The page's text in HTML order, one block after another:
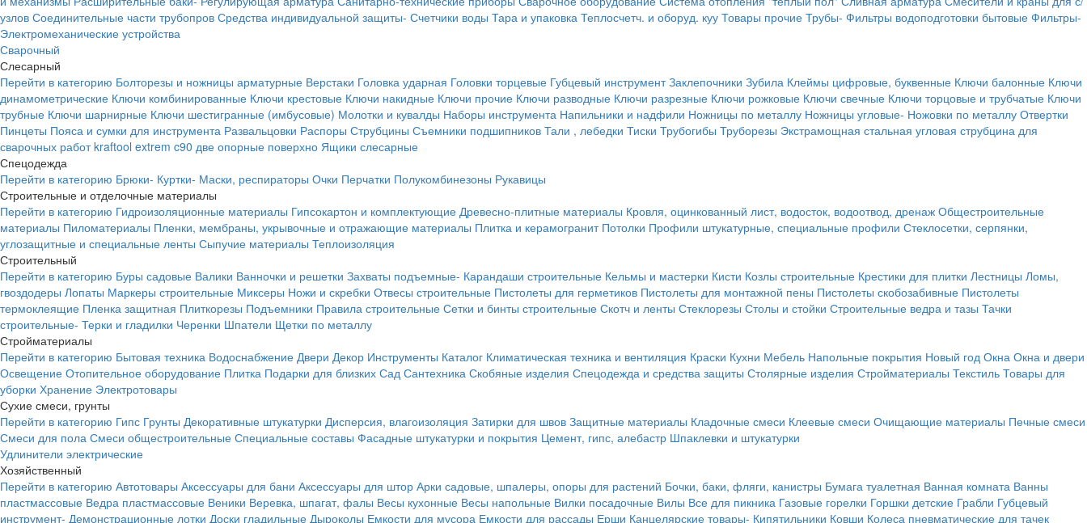
узлов Соединительные части трубопров Средства индивидуальной защиты- Счетчики воды Тара и упаковка Теплосчетч. и оборуд. куу Товары прочие Трубы- Фильтры водоподготовки бытовые Фильтры-
Электромеханические устройства
Сварочный
Слесарный
Перейти в категорию Болторезы и ножницы арматурные Верстаки Головка ударная Головки торцевые Губцевый инструмент Заклепочники Зубила Клеймы цифровые, буквенные Ключи балонные Ключи
динамометрические Ключи комбинированные Ключи крестовые Ключи накидные Ключи прочие Ключи разводные Ключи разрезные Ключи рожковые Ключи свечные Ключи торцовые и трубчатые Ключи
трубные Ключи шарнирные Ключи шестигранные (имбусовые) Молотки и кувалды Наборы инструмента Напильники и надфили Ножницы по металлу Ножницы угловые- Ножовки по металлу Отвертки
Пинцеты Пояса и сумки для инструмента Развальцовки Распоры Струбцины Съемники подшипников Тали , лебедки Тиски Трубогибы Труборезы Экстрамощная стальная угловая струбцина для
сварочных работ kraftool extrem c90 две опорные поверхно Ящики слесарные
Спецодежда
Перейти в категорию Брюки- Куртки- Маски, респираторы Очки Перчатки Полукомбинезоны Рукавицы
Строительные и отделочные материалы
Перейти в категорию Гидроизоляционные материалы Гипсокартон и комплектующие Древесно-плитные материалы Кровля, оцинкованный лист, водосток, водоотвод, дренаж Общестроительные
материалы Пиломатериалы Пленки, мембраны, укрывочные и отражающие материалы Плитка и керамогранит Потолки Профили штукатурные, специальные профили Стеклосетки, серпянки,
углозащитные и специальные ленты Сыпучие материалы Теплоизоляция
Строительный
Перейти в категорию Буры садовые Валики Ванночки и решетки Захваты подъемные- Карандаши строительные Кельмы и мастерки Кисти Козлы строительные Крестики для плитки Лестницы Ломы,
гвоздодеры Лопаты Маркеры строительные Миксеры Ножи и скребки Отвесы строительные Пистолеты для герметиков Пистолеты для монтажной пены Пистолеты скобозабивные Пистолеты
термоклеящие Пленка защитная Плиткорезы Подъемники Правила строительные Сетки и бинты строительные Скотч и ленты Стеклорезы Столы и стойки Строительные ведра и тазы Тачки
строительные- Терки и гладилки Черенки Шпатели Щетки по металлу
Стройматериалы
Перейти в категорию Бытовая техника Водоснабжение Двери Декор Инструменты Каталог Климатическая техника и вентиляция Краски Кухни Мебель Напольные покрытия Новый год Окна Окна и двери
Освещение Отопительное оборудование Плитка Подарки для близких Сад Сантехника Скобяные изделия Спецодежда и средства защиты Столярные изделия Стройматериалы Текстиль Товары для
уборки Хранение Электротовары
Сухие смеси, грунты
Перейти в категорию Гипс Грунты Декоративные штукатурки Дисперсия, влагоизоляция Затирки для швов Защитные материалы Кладочные смеси Клеевые смеси Очищающие материалы Печные смеси
Смеси для пола Смеси общестроительные Специальные составы Фасадные штукатурки и покрытия Цемент, гипс, алебастр Шпаклевки и штукатурки
Удлинители электрические
Хозяйственный
Перейти в категорию Автотовары Аксессуары для бани Аксессуары для штор Арки садовые, шпалеры, опоры для растений Бочки, баки, фляги, канистры Бумага туалетная Ванная комната Ванны
пластмассовые Ведра пластмассовые Веники Веревка, шпагат, фалы Весы кухонные Весы напольные Вилки посадочные Вилы Все для пикника Газовые горелки Горшки детские Грабли Губцевый
инструмент- Демонстрационные лотки Доски гладильные Дыроколы Емкости для мусора Емкости для рассады Ерши Канцелярские товары- Кипятильники Ковши Колеса пневматические для тачек